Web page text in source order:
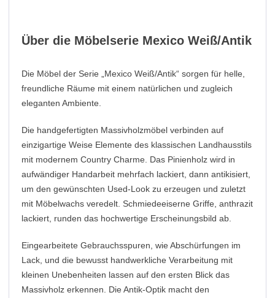
Über die Möbelserie Mexico Weiß/Antik
Die Möbel der Serie „Mexico Weiß/Antik“ sorgen für helle,
freundliche Räume mit einem natürlichen und zugleich
eleganten Ambiente.
Die handgefertigten Massivholzmöbel verbinden auf
einzigartige Weise Elemente des klassischen Landhausstils
mit modernem Country Charme. Das Pinienholz wird in
aufwändiger Handarbeit mehrfach lackiert, dann antikisiert,
um den gewünschten Used-Look zu erzeugen und zuletzt
mit Möbelwachs veredelt. Schmiedeeiserne Griffe, anthrazit
lackiert, runden das hochwertige Erscheinungsbild ab.
Eingearbeitete Gebrauchsspuren, wie Abschürfungen im
Lack, und die bewusst handwerkliche Verarbeitung mit
kleinen Unebenheiten lassen auf den ersten Blick das
Massivholz erkennen. Die Antik-Optik macht den